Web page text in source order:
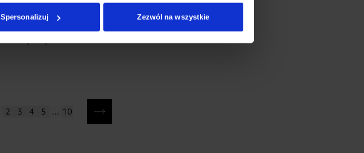
Spersonalizuj Zezwól na wszystkie
2 3 4 5 ... 10